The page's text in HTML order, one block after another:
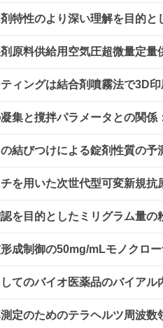
特性のより深い理解を目的
原料供給用空気圧超微量定
ィングは結合剤噴霧法で3D
集と撹拌パラメータとの関
結びつけによる錠剤性質の予
を用いた次世代型可変新規
を目的としたミリグラム量
成制御の50mg/mLモノクロ
てのバイオ医薬品のバイア
定のためのテラヘルツ周波数